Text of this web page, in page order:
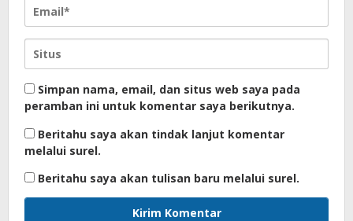
Simpan nama, email, dan situs web saya pada
peramban ini untuk komentar saya berikutnya.
Beritahu saya akan tindak lanjut komentar
melalui surel.
Beritahu saya akan tulisan baru melalui surel.